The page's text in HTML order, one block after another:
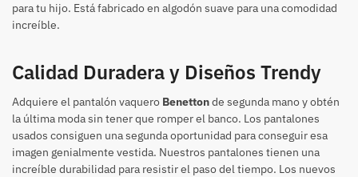
para tu hijo. Está fabricado en algodón suave para una comodidad
increíble.
Calidad Duradera y Diseños Trendy
Adquiere el pantalón vaquero Benettonde segunda mano y obtén
la última moda sin tener que romper el banco. Los pantalones
usados consiguen una segunda oportunidad para conseguir esa
imagen genialmente vestida. Nuestros pantalones tienen una
increíble durabilidad para resistir el paso del tiempo. Los nuevos